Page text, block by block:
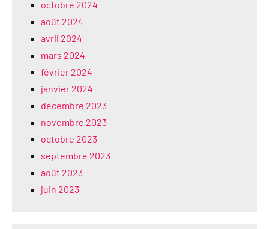
octobre 2024
août 2024
avril 2024
mars 2024
février 2024
janvier 2024
décembre 2023
novembre 2023
octobre 2023
septembre 2023
août 2023
juin 2023